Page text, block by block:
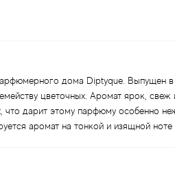
дома Diptyque. Выпущен
цветочных. Аромат ярок, свеж
что дарит этому парфюму особенно
аромат на тонкой и изящной ноте